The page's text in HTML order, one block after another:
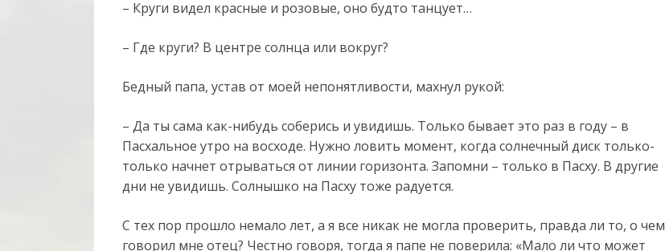
– Круги видел красные и розовые, оно будто танцует…
– Где круги? В центре солнца или вокруг?
Бедный папа, устав от моей непонятливости, махнул рукой:
– Да ты сама как-нибудь соберись и увидишь. Только бывает это раз в году – в
Пасхальное утро на восходе. Нужно ловить момент, когда солнечный диск только-
только начнет отрываться от линии горизонта. Запомни – только в Пасху. В другие
дни не увидишь. Солнышко на Пасху тоже радуется.
С тех пор прошло немало лет, а я все никак не могла проверить, правда ли то, о чем
говорил мне отец? Честно говоря, тогда я папе не поверила: «Мало ли что может